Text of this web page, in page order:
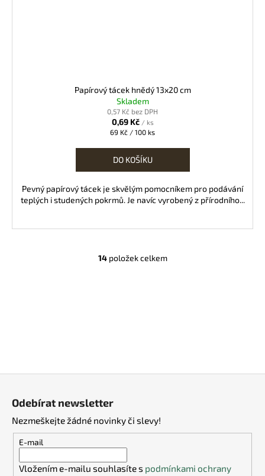
Papírový tácek hnědý 13x20 cm
Skladem
0,57 Kč bez DPH
0,69 Kč / ks
Měrná
69 Kč / 100 ks
DO KOŠÍKU
Pevný papírový tácek je skvělým pomocníkem pro podávání
teplých i studených pokrmů. Je navíc vyrobený z přírodního...
O
y
v
i
14položek celkem
Odebírat newsletter
Nezmeškejte žádné novinky či slevy!
E-mail
Vložením e-mailu souhlasíte s podmínkami ochrany